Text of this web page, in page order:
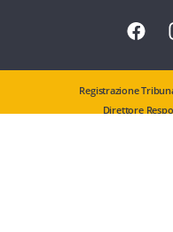
Registrazione
Direttore